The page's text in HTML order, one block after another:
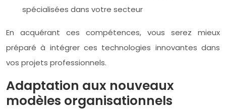
spécialisées dans votre secteur
En acquérant ces compétences, vous serez mieux
préparé à intégrer ces technologies innovantes dans
vos projets professionnels.
Adaptation aux nouveaux
modèles organisationnels